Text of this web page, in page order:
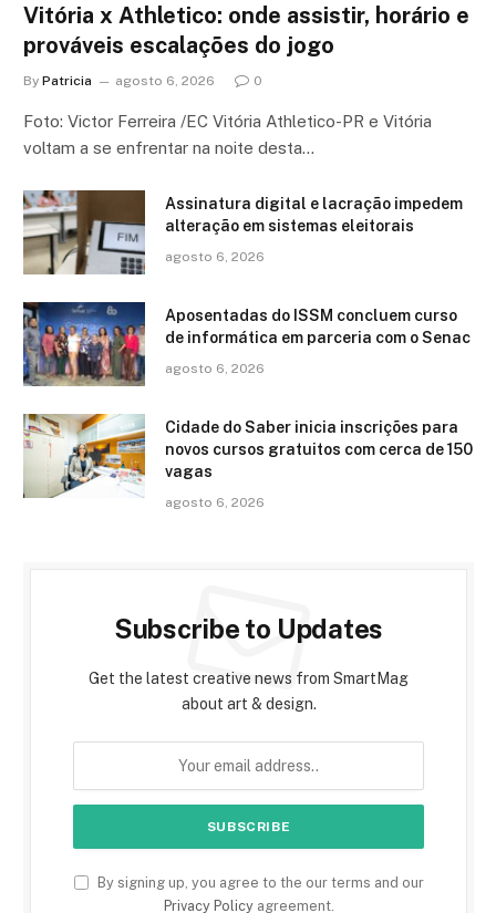
Vitória x Athletico: onde assistir, horário e
prováveis escalações do jogo
By Patricia agosto 6, 2026 0
Foto: Victor Ferreira /EC Vitória Athletico-PR e Vitória
voltam a se enfrentar na noite desta…
Assinatura digital e lacração impedem
alteração em sistemas eleitorais
agosto 6, 2026
Aposentadas do ISSM concluem curso
de informática em parceria com o Senac
agosto 6, 2026
Cidade do Saber inicia inscrições para
novos cursos gratuitos com cerca de 150
vagas
agosto 6, 2026
Subscribe to Updates
Get the latest creative news from SmartMag
about art & design.
By signing up, you agree to the our terms and our
Privacy Policyagreement.